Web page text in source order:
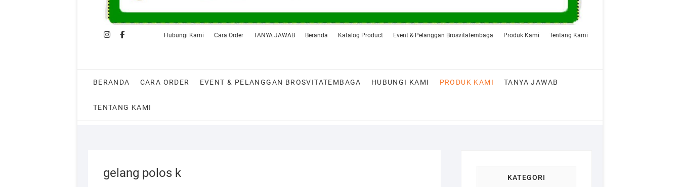
Instagram
Facebook
shopee
WhastappHubungi Kami Cara Order TANYA JAWAB Beranda Katalog Product Event & Pelanggan Brosvitatembaga Produk Kami Tentang Kami
BERANDA CARA ORDER EVENT & PELANGGAN BROSVITATEMBAGA HUBUNGI KAMI PRODUK KAMI TANYA JAWAB
TENTANG KAMI
gelang polos k KATEGORI